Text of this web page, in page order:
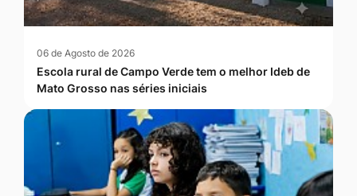
06 de Agosto de 2026
Escola rural de Campo Verde tem o melhor Ideb de
Mato Grosso nas séries iniciais